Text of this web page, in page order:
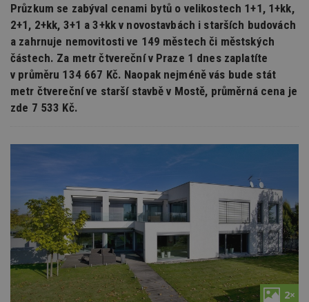
Průzkum se zabýval cenami bytů o velikostech 1+1, 1+kk,
2+1, 2+kk, 3+1 a 3+kk v novostavbách i starších budovách
a zahrnuje nemovitosti ve 149 městech či městských
částech. Za metr čtvereční v Praze 1 dnes zaplatíte
v průměru 134 667 Kč. Naopak nejméně vás bude stát
metr čtvereční ve starší stavbě v Mostě, průměrná cena je
zde 7 533 Kč.
2×